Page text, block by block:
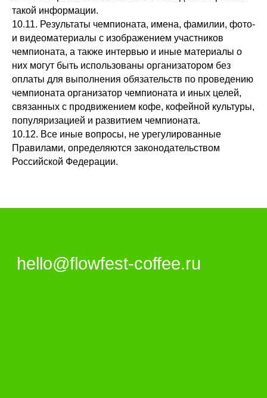
такой информации.
10.11. Результаты чемпионата, имена, фамилии, фото-
и видеоматериалы с изображением участников
чемпионата, а также интервью и иные материалы о
них могут быть использованы организатором без
оплаты для выполнения обязательств по проведению
чемпионата организатор чемпионата и иных целей,
связанных с продвижением кофе, кофейной культуры,
популяризацией и развитием чемпионата.
10.12. Все иные вопросы, не урегулированные
Правилами, определяются законодательством
Российской Федерации.